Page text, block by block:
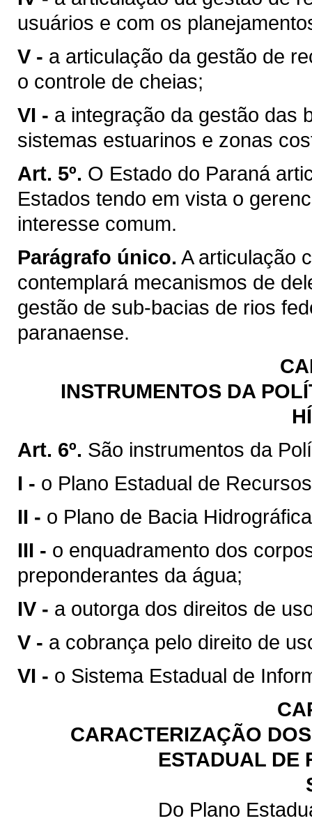
usuários e com os
V - a articulação da gestão de
o controle de cheias;
VI - a integração da gestão das
sistemas estuarinos e zonas
Art. 5º. O Estado do Paraná
Estados tendo em vista o
interesse comum.
Parágrafo único. A articulação
contemplará mecanismos de
gestão de sub-bacias de rios
paranaense.
INSTRUMENTOS DA
Art. 6º. São instrumentos da
I - o Plano Estadual de
II - o Plano de Bacia
III - o enquadramento dos
preponderantes da água;
IV - a outorga dos direitos de
V - a cobrança pelo direito de
VI - o Sistema Estadual de
CARACTERIZAÇÃO
ESTADUAL DE
Do Plano